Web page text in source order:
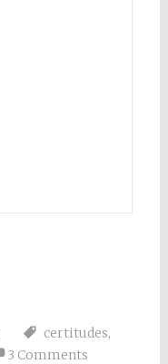
certitudes,
3 Comments